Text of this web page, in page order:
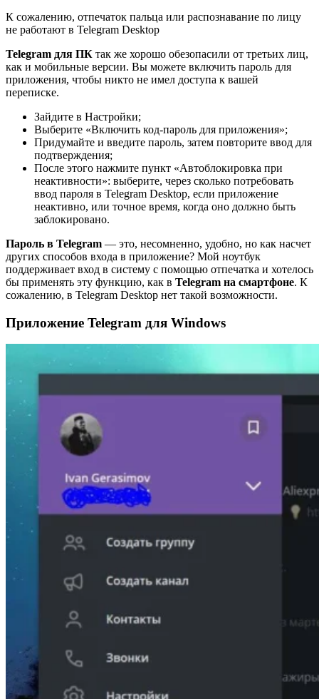
К сожалению, отпечаток пальца или распознавание по лицу
не работают в Telegram Desktop
Telegram для ПК так же хорошо обезопасили от третьих лиц,
как и мобильные версии. Вы можете включить пароль для
приложения, чтобы никто не имел доступа к вашей
переписке.
Зайдите в Настройки;
Выберите «Включить код-пароль для приложения»;
Придумайте и введите пароль, затем повторите ввод для
подтверждения;
После этого нажмите пункт «Автоблокировка при
неактивности»: выберите, через сколько потребовать
ввод пароля в Telegram Desktop, если приложение
неактивно, или точное время, когда оно должно быть
заблокировано.
Пароль в Telegram — это, несомненно, удобно, но как насчет
других способов входа в приложение? Мой ноутбук
поддерживает вход в систему с помощью отпечатка и хотелось
бы применять эту функцию, как в Telegram на смартфоне. К
сожалению, в Telegram Desktop нет такой возможности.
Приложение Telegram для Windows